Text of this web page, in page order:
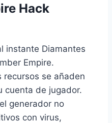
Hack
instante Diamantes
Empire.
recursos se añaden
cuenta de jugador.
generador no
con virus,